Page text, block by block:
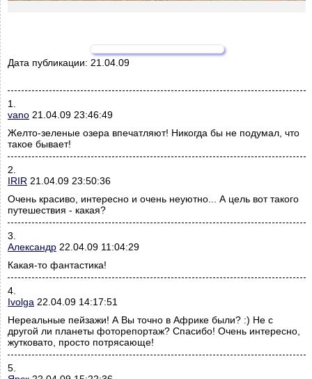
Дата публикации: 21.04.09
1.
vano 21.04.09 23:46:49
Желто-зеленые озера впечатляют! Никогда бы не подумал, что
такое бывает!
2.
IRIR 21.04.09 23:50:36
Очень красиво, интересно и очень неуютно... А цель вот такого
путешествия - какая?
3.
Александр 22.04.09 11:04:29
Какая-то фантастика!
4.
Ivolga 22.04.09 14:17:51
Нереальные пейзажи! А Вы точно в Африке были? :) Не с
другой ли планеты фоторепортаж? Спасибо! Очень интересно,
жутковато, просто потрясающе!
5.